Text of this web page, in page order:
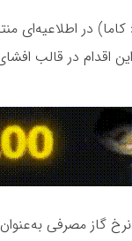
کاما) در
اقدام در قالب
گاز مصرفی